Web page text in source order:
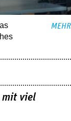
MEHR
mit viel